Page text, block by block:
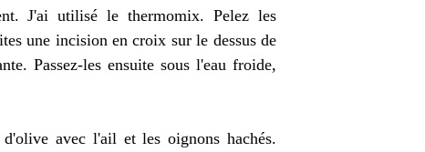
J'ai utilisé le thermomix. Pelez les
une incision en croix sur le dessus de
Passez-les ensuite sous l'eau froide,
avec l'ail et les oignons hachés.